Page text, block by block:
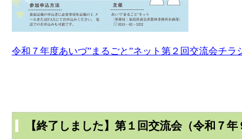
令和７年度あいづ”まるごと”ネット第２回交流会チラ
【終了しました】第１回交流会（令和７年